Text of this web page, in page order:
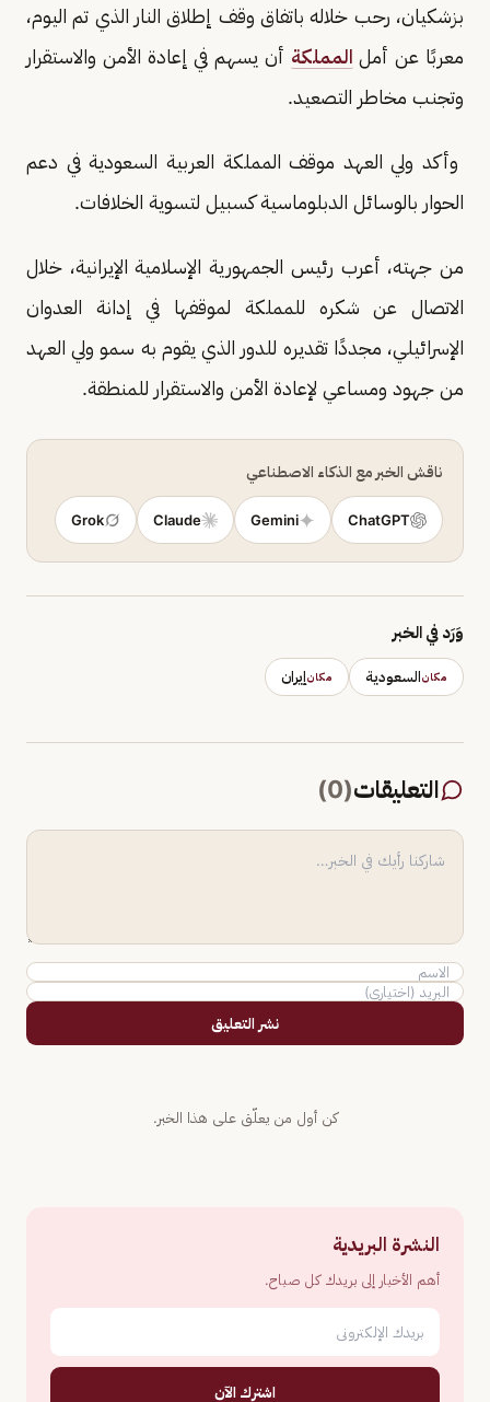
بزشکیان، رحب خلاله باتفاق وقف إطلاق النار الذي تم اليوم،
معربًا عن أمل المملكة أن يسهم في إعادة الأمن والاستقرار
وتجنب مخاطر التصعيد.
وأكد ولي العهد موقف المملكة العربية السعودية في دعم
الحوار بالوسائل الدبلوماسية كسبيل لتسوية الخلافات.
من جهته، أعرب رئيس الجمهورية الإسلامية الإيرانية، خلال
الاتصال عن شكره للمملكة لموقفها في إدانة العدوان
الإسرائيلي، مجددًا تقديره للدور الذي يقوم به سمو ولي العهد
من جهود ومساعي لإعادة الأمن والاستقرار للمنطقة.
ناقش الخبر مع الذكاء الاصطناعي
ChatGPT
Gemini
Claude
Grok
وَرَد في الخبر
مكانالسعودية مكانإيران
التعليقات(
0
)
نشر التعليق
كن أول من يعلّق على هذا الخبر.
النشرة البريدية
أهم الأخبار إلى بريدك كل صباح.
اشترك الآن